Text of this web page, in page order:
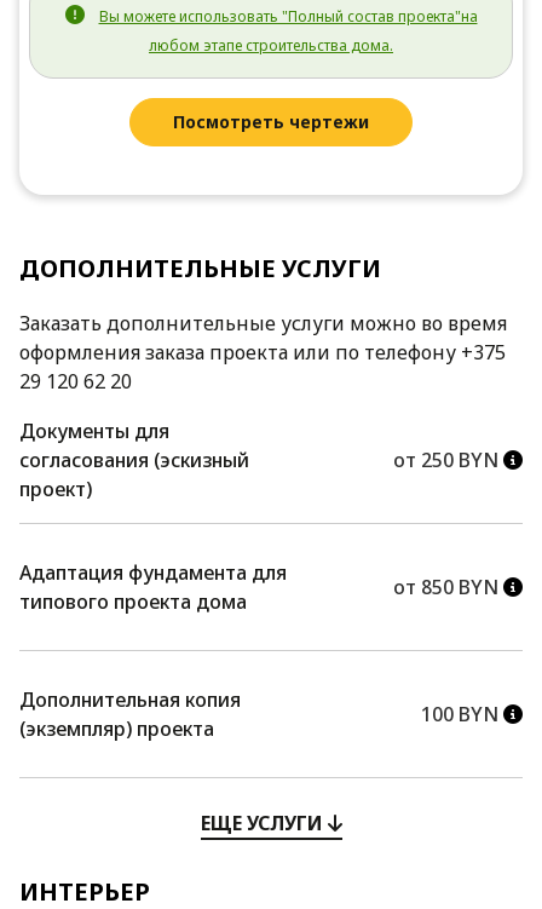
Вы можете использовать "Полный состав проекта"на
любом этапе строительства дома.
Посмотреть чертежи
ДОПОЛНИТЕЛЬНЫЕ УСЛУГИ
Заказать дополнительные услуги можно во время
оформления заказа проекта или по телефону +375
29 120 62 20
Документы для
согласования (эскизный
проект)
от 250 BYN
Адаптация фундамента для
типового проекта дома
от 850 BYN
Дополнительная копия
(экземпляр) проекта
100 BYN
ЕЩЕ УСЛУГИ
ИНТЕРЬЕР